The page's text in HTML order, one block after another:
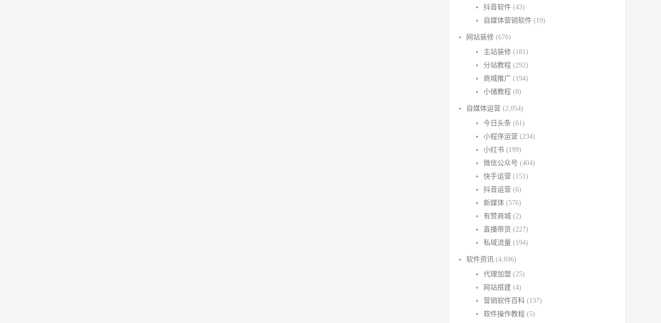
抖音软件 (43)
自媒体营销软件 (19)
网站装修 (676)
主站装修 (181)
分站教程 (292)
商城推广 (194)
小储教程 (8)
自媒体运营 (2,054)
今日头条 (61)
小程序运营 (234)
小红书 (199)
微信公众号 (404)
快手运营 (151)
抖音运营 (6)
新媒体 (576)
有赞商城 (2)
直播带货 (227)
私域流量 (194)
软件资讯 (4,696)
代理加盟 (25)
网站搭建 (4)
营销软件百科 (137)
软件操作教程 (5)